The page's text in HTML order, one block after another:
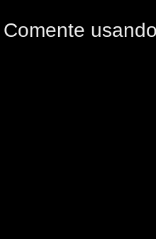
Comente